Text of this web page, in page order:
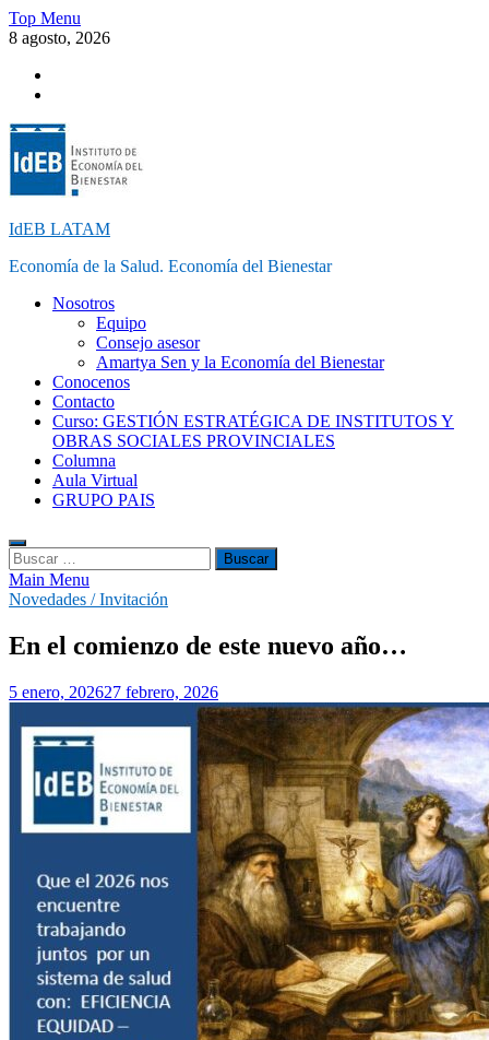
Skip
to
Top Menu
8 agosto, 2026
IdEB LATAM
Economía de la Salud. Economía del Bienestar
Nosotros
Equipo
Consejo asesor
Amartya Sen y la Economía del Bienestar
Conocenos
Contacto
Curso: GESTIÓN ESTRATÉGICA DE INSTITUTOS Y
OBRAS SOCIALES PROVINCIALES
Columna
Aula Virtual
GRUPO PAIS
Buscar:
Main Menu
Novedades / Invitación
En el comienzo de este nuevo año…
5 enero, 202627 febrero, 2026